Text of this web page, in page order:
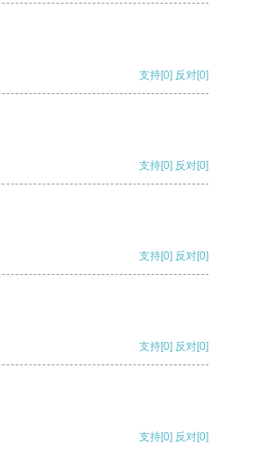
支持[0] 反对[0]
支持[0] 反对[0]
支持[0] 反对[0]
支持[0] 反对[0]
支持[0] 反对[0]